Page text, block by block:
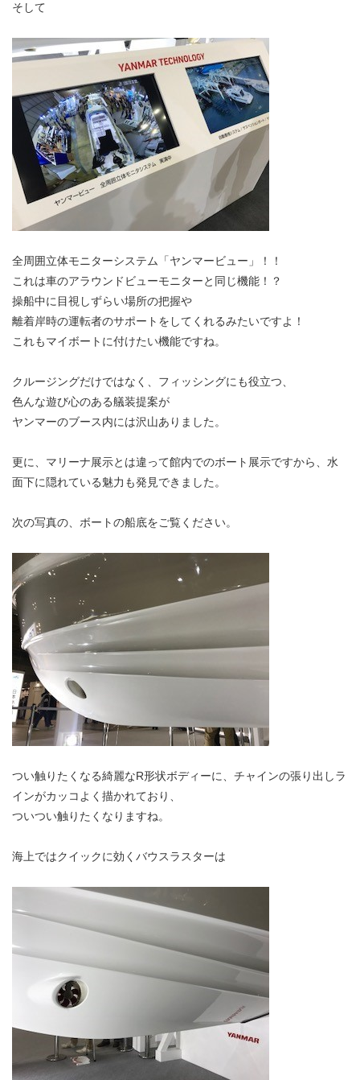
そして
全周囲立体モニターシステム「ヤンマービュー」！！
これは車のアラウンドビューモニターと同じ機能！？
操船中に目視しずらい場所の把握や
離着岸時の運転者のサポートをしてくれるみたいですよ！
これもマイボートに付けたい機能ですね。
クルージングだけではなく、フィッシングにも役立つ、
色んな遊び心のある艤装提案が
ヤンマーのブース内には沢山ありました。
更に、マリーナ展示とは違って館内でのボート展示ですから、水
面下に隠れている魅力も発見できました。
次の写真の、ボートの船底をご覧ください。
つい触りたくなる綺麗なR形状ボディーに、チャインの張り出しラ
インがカッコよく描かれており、
ついつい触りたくなりますね。
海上ではクイックに効くバウスラスターは